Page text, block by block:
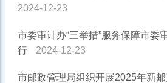
2024-12-23
市委审计办“三举措”服务保障市委
行
2024-12-23
市邮政管理局组织开展2025年新